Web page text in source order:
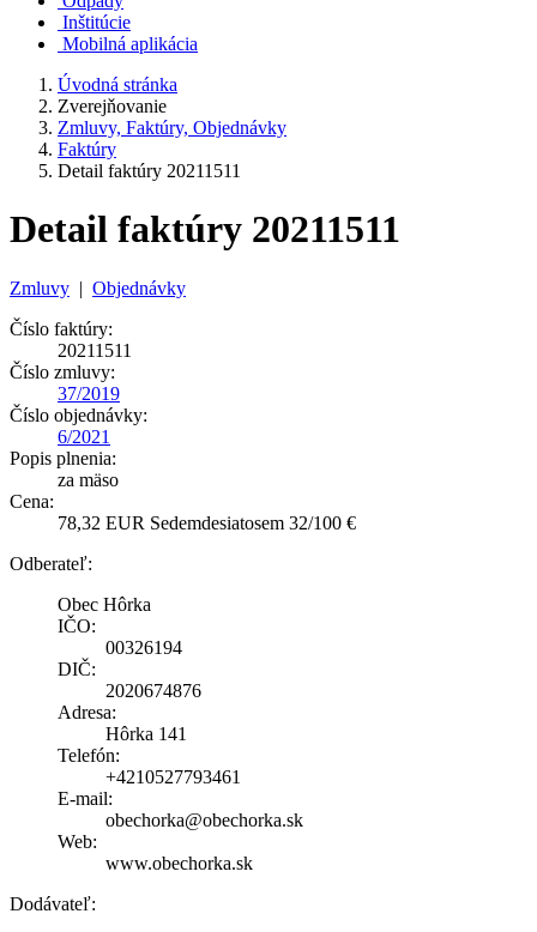
Inštitúcie
Mobilná aplikácia
Úvodná stránka
Zverejňovanie
Zmluvy, Faktúry, Objednávky
Faktúry
Detail faktúry 20211511
Detail faktúry 20211511
Zmluvy | Objednávky
Číslo faktúry:
20211511
Číslo zmluvy:
37/2019
Číslo objednávky:
6/2021
Popis plnenia:
za mäso
Cena:
78,32 EUR Sedemdesiatosem 32/100 €
Odberateľ:
Obec Hôrka
IČO:
00326194
DIČ:
2020674876
Adresa:
Hôrka 141
Telefón:
+4210527793461
E-mail:
obechorka@obechorka.sk
Web:
www.obechorka.sk
Dodávateľ: